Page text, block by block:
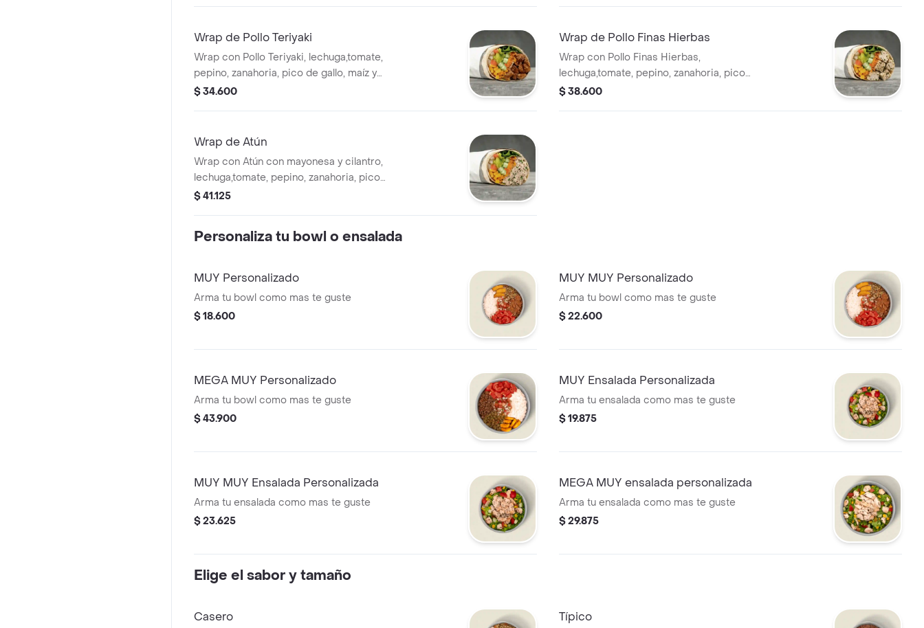
que elijas.
Wrap de Pollo Teriyaki
Wrap con Pollo Teriyaki, lechuga,tomate,
pepino, zanahoria, pico de gallo, maíz y
guacamole en tortilla de harina de trigo. *
$ 34.600
Wrap de Pollo Finas Hierbas
Wrap con Pollo Finas Hierbas,
lechuga,tomate, pepino, zanahoria, pico
de gallo, maíz y guacamole en tortilla de
$ 38.600
Wrap de Atún
Wrap con Atún con mayonesa y cilantro,
lechuga,tomate, pepino, zanahoria, pico
de gallo, maíz y guacamole en tortilla de
$ 41.125
Personaliza tu bowl o ensalada
MUY Personalizado
Arma tu bowl como mas te guste
$ 18.600
MUY MUY Personalizado
Arma tu bowl como mas te guste
$ 22.600
MEGA MUY Personalizado
Arma tu bowl como mas te guste
$ 43.900
MUY Ensalada Personalizada
Arma tu ensalada como mas te guste
$ 19.875
MUY MUY Ensalada Personalizada
Arma tu ensalada como mas te guste
$ 23.625
MEGA MUY ensalada personalizada
Arma tu ensalada como mas te guste
$ 29.875
Elige el sabor y tamaño
Casero Típico